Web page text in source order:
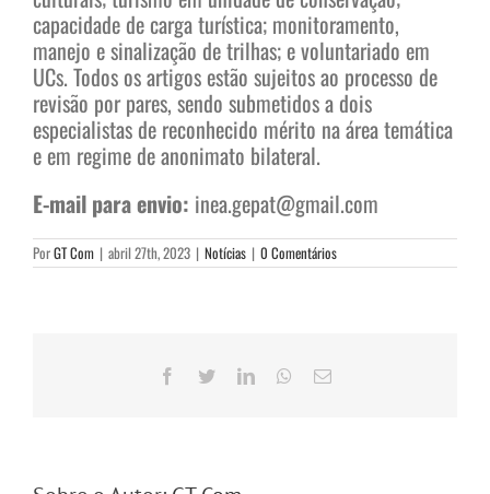
capacidade de carga turística; monitoramento,
manejo e sinalização de trilhas; e voluntariado em
UCs. Todos os artigos estão sujeitos ao processo de
revisão por pares, sendo submetidos a dois
especialistas de reconhecido mérito na área temática
e em regime de anonimato bilateral.
E-mail para envio: inea.gepat@gmail.com
PorGT Com | abril 27th, 2023 | Notícias | 0 Comentários
Facebook
TwitterLinkedInWhatsApp
E-